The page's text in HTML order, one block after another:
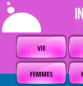
VIE
FEMMES